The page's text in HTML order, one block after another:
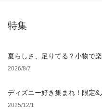
特集
夏らしさ、足りてる？小物で
2026/8/7
ディズニー好き集まれ！限定
2025/12/1